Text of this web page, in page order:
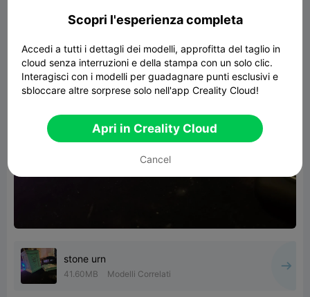
stone urn
41.60MB Modelli Correlati
Scopri l'esperienza completa
Accedi a tutti i dettagli dei modelli, approfitta del taglio in
cloud senza interruzioni e della stampa con un solo clic.
Interagisci con i modelli per guadagnare punti esclusivi e
sbloccare altre sorprese solo nell'app Creality Cloud!
Apri in Creality Cloud
Cancel